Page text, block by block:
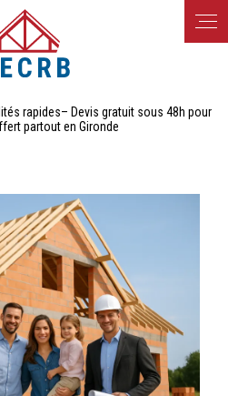
rapides– Devis gratuit sous 48h pour
partout en Gironde